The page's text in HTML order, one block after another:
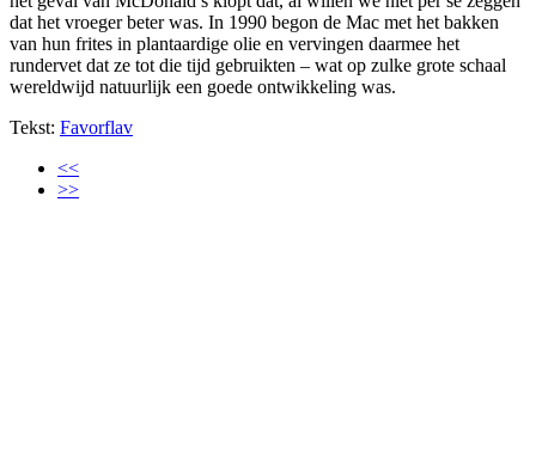
dat het vroeger beter was. In 1990 begon de Mac met het bakken
van hun frites in plantaardige olie en vervingen daarmee het
rundervet dat ze tot die tijd gebruikten – wat op zulke grote schaal
wereldwijd natuurlijk een goede ontwikkeling was.
Tekst: Favorflav
<<
>>